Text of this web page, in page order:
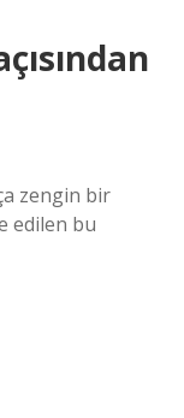
zengin bir
edilen bu